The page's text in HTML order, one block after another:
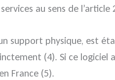
au sens de
support physique, est
(4). Si ce
France (5).